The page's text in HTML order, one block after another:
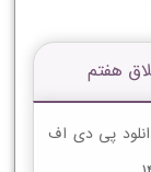
هفتم
پی دی اف